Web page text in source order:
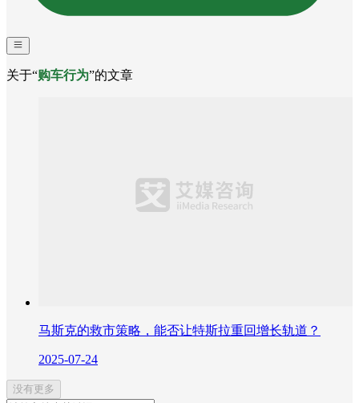
关于“购车行为”的文章
马斯克的救市策略，能否让特斯拉重回增长轨道？
2025-07-24
没有更多